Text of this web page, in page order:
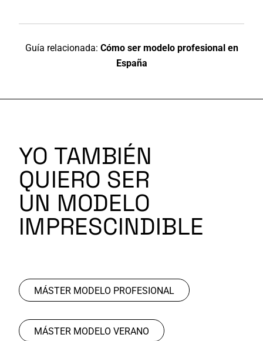
Guía relacionada: Cómo ser modelo profesional en
España
YO TAMBIÉN
QUIERO SER
UN MODELO
IMPRESCINDIBLE
MÁSTER MODELO PROFESIONAL
MÁSTER MODELO VERANO